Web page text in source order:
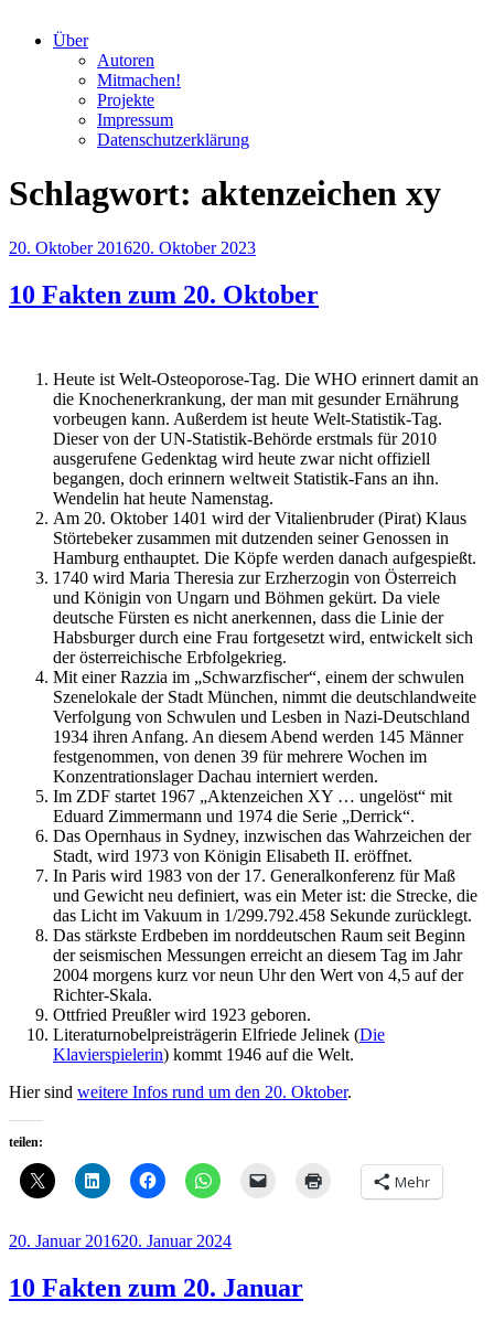
Über
Autoren
Mitmachen!
Projekte
Impressum
Datenschutzerklärung
Schlagwort: aktenzeichen xy
Veröffentlicht
20. Oktober 201620. Oktober 2023
10 Fakten zum 20. Oktober
Heute ist Welt-Osteoporose-Tag. Die WHO erinnert damit an
die Knochenerkrankung, der man mit gesunder Ernährung
vorbeugen kann. Außerdem ist heute Welt-Statistik-Tag.
Dieser von der UN-Statistik-Behörde erstmals für 2010
ausgerufene Gedenktag wird heute zwar nicht offiziell
begangen, doch erinnern weltweit Statistik-Fans an ihn.
Wendelin hat heute Namenstag.
Am 20. Oktober 1401 wird der Vitalienbruder (Pirat) Klaus
Störtebeker zusammen mit dutzenden seiner Genossen in
Hamburg enthauptet. Die Köpfe werden danach aufgespießt.
1740 wird Maria Theresia zur Erzherzogin von Österreich
und Königin von Ungarn und Böhmen gekürt. Da viele
deutsche Fürsten es nicht anerkennen, dass die Linie der
Habsburger durch eine Frau fortgesetzt wird, entwickelt sich
der österreichische Erbfolgekrieg.
Mit einer Razzia im „Schwarzfischer“, einem der schwulen
Szenelokale der Stadt München, nimmt die deutschlandweite
Verfolgung von Schwulen und Lesben in Nazi-Deutschland
1934 ihren Anfang. An diesem Abend werden 145 Männer
festgenommen, von denen 39 für mehrere Wochen im
Konzentrationslager Dachau interniert werden.
Im ZDF startet 1967 „Aktenzeichen XY … ungelöst“ mit
Eduard Zimmermann und 1974 die Serie „Derrick“.
Das Opernhaus in Sydney, inzwischen das Wahrzeichen der
Stadt, wird 1973 von Königin Elisabeth II. eröffnet.
In Paris wird 1983 von der 17. Generalkonferenz für Maß
und Gewicht neu definiert, was ein Meter ist: die Strecke, die
das Licht im Vakuum in 1/299.792.458 Sekunde zurücklegt.
Das stärkste Erdbeben im norddeutschen Raum seit Beginn
der seismischen Messungen erreicht an diesem Tag im Jahr
2004 morgens kurz vor neun Uhr den Wert von 4,5 auf der
Richter-Skala.
Ottfried Preußler wird 1923 geboren.
Literaturnobelpreisträgerin Elfriede Jelinek (Die
Klavierspielerin) kommt 1946 auf die Welt.
Hier sind weitere Infos rund um den 20. Oktober.
teilen:
Mehr
Veröffentlicht
20. Januar 201620. Januar 2024
10 Fakten zum 20. Januar